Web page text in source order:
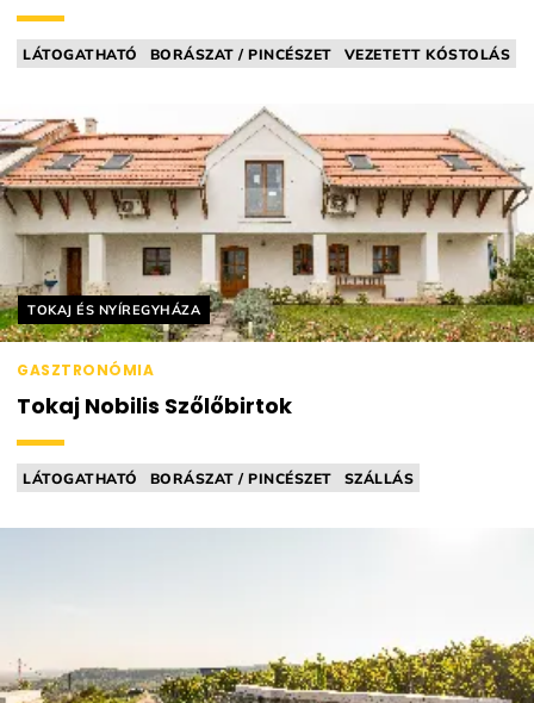
LÁTOGATHATÓ BORÁSZAT / PINCÉSZET
VEZETETT KÓSTOLÁS
Helyszín címkék:
TOKAJ ÉS NYÍREGYHÁZA
GASZTRONÓMIA
Tokaj Nobilis Szőlőbirtok
LÁTOGATHATÓ BORÁSZAT / PINCÉSZET
SZÁLLÁS